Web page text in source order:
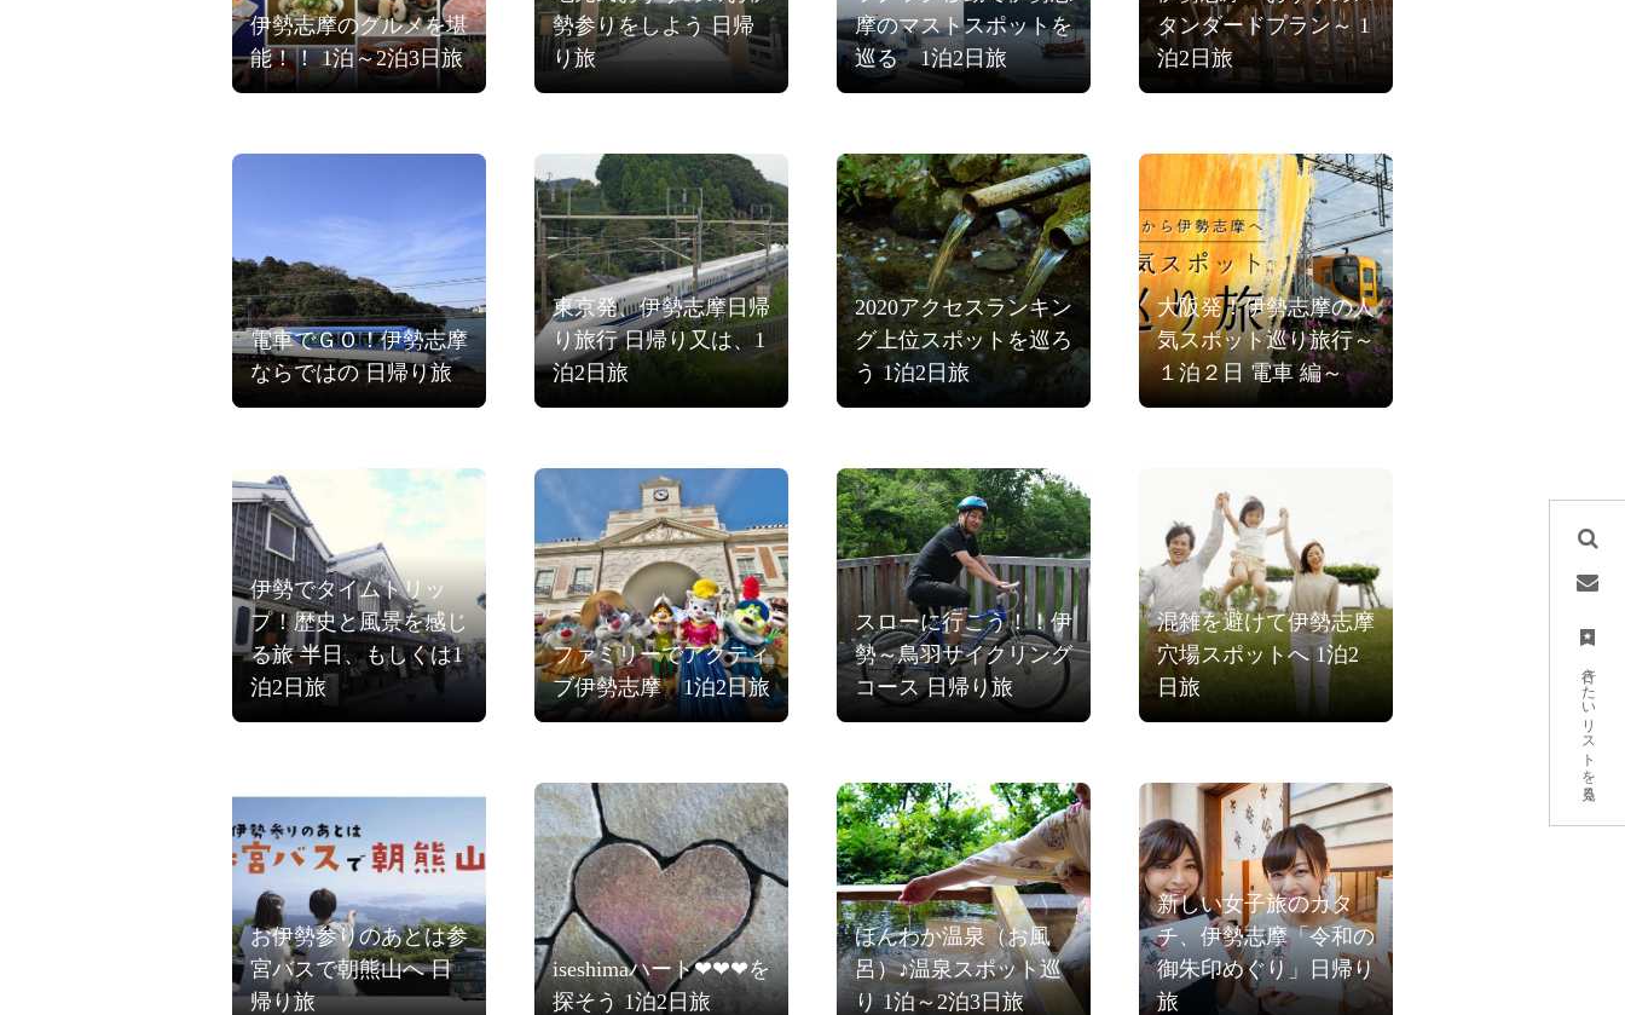
行きたいリストを見る
伊勢志摩のグルメを堪
能！！ 1泊～2泊3日旅
勢参りをしよう 日帰
り旅
摩のマストスポットを
巡る 1泊2日旅
タンダードプラン～ 1
泊2日旅
電車でＧＯ！伊勢志摩
ならではの 日帰り旅
東京発、伊勢志摩日帰
り旅行 日帰り又は、1
泊2日旅
2020アクセスランキン
グ上位スポットを巡ろ
う 1泊2日旅
大阪発！伊勢志摩の人
気スポット巡り旅行～
１泊２日 電車 編～
伊勢でタイムトリッ
プ！歴史と風景を感じ
る旅 半日、もしくは1
泊2日旅
ファミリーでアクティ
ブ伊勢志摩 1泊2日旅
スローに行こう！！伊
勢～鳥羽サイクリング
コース 日帰り旅
混雑を避けて伊勢志摩
穴場スポットへ 1泊2
日旅
お伊勢参りのあとは参
宮バスで朝熊山へ 日
帰り旅
iseshimaハート❤❤❤を
探そう 1泊2日旅
ほんわか温泉（お風
呂）♪温泉スポット巡
り 1泊～2泊3日旅
新しい女子旅のカタ
チ、伊勢志摩「令和の
御朱印めぐり」日帰り
旅